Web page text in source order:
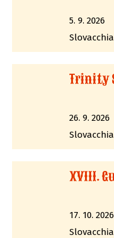
5. 9. 2026
Slovacchia
Trinity
26. 9. 2026
Slovacchia
XVIII.
17. 10. 2026
Slovacchia